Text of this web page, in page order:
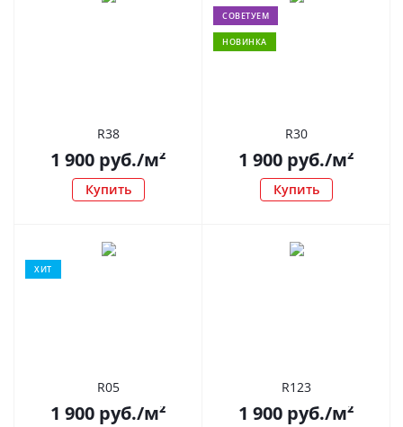
R38
1 900 руб./м²
Купить
СОВЕТУЕМ
НОВИНКА
R30
1 900 руб./м²
Купить
ХИТ
R05
1 900 руб./м²
R123
1 900 руб./м²